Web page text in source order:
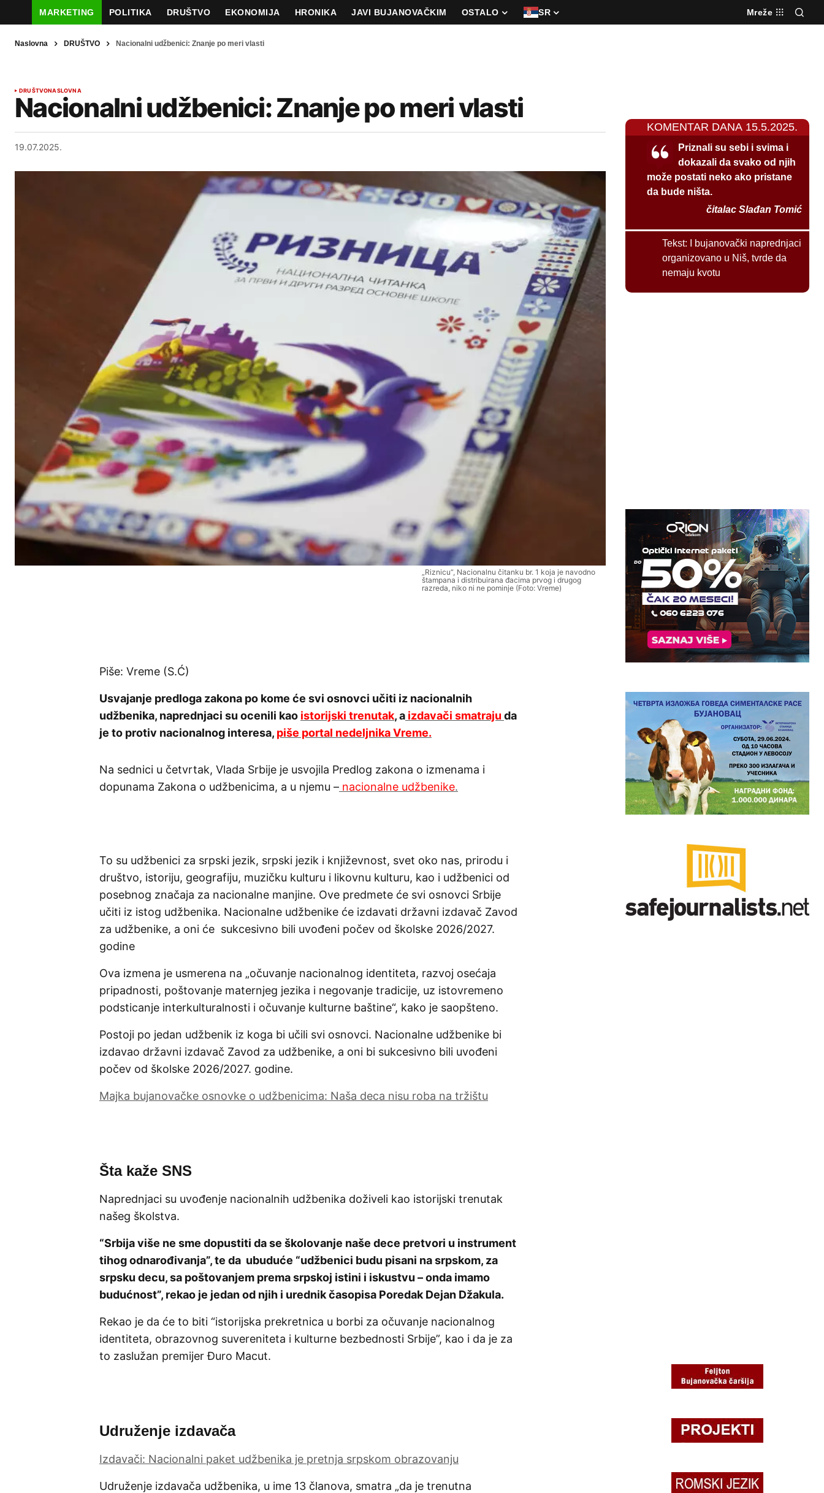
MARKETING POLITIKA DRUŠTVO EKONOMIJA HRONIKA JAVI BUJANOVAČKIM OSTALO SR Mreže
Naslovna DRUŠTVO Nacionalni udžbenici: Znanje po meri vlasti
DRUŠTVONASLOVNA
Nacionalni udžbenici: Znanje po meri vlasti
19.07.2025.
„Riznicu“, Nacionalnu čitanku br. 1 koja je navodno
štampana i distribuirana đacima prvog i drugog
razreda, niko ni ne pominje (Foto: Vreme)
Piše: Vreme (S.Ć)
Usvajanje predloga zakona po kome će svi osnovci učiti iz nacionalnih
udžbenika, naprednjaci su ocenili kao istorijski trenutak, a izdavači smatraju da
je to protiv nacionalnog interesa, piše portal nedeljnika Vreme.
Na sednici u četvrtak, Vlada Srbije je usvojila Predlog zakona o izmenama i
dopunama Zakona o udžbenicima, a u njemu – nacionalne udžbenike.
To su udžbenici za srpski jezik, srpski jezik i književnost, svet oko nas, prirodu i
društvo, istoriju, geografiju, muzičku kulturu i likovnu kulturu, kao i udžbenici od
posebnog značaja za nacionalne manjine. Ove predmete će svi osnovci Srbije
učiti iz istog udžbenika. Nacionalne udžbenike će izdavati državni izdavač Zavod
za udžbenike, a oni će sukcesivno bili uvođeni počev od školske 2026/2027.
godine
Ova izmena je usmerena na „očuvanje nacionalnog identiteta, razvoj osećaja
pripadnosti, poštovanje maternjeg jezika i negovanje tradicije, uz istovremeno
podsticanje interkulturalnosti i očuvanje kulturne baštine“, kako je saopšteno.
Postoji po jedan udžbenik iz koga bi učili svi osnovci. Nacionalne udžbenike bi
izdavao državni izdavač Zavod za udžbenike, a oni bi sukcesivno bili uvođeni
počev od školske 2026/2027. godine.
Majka bujanovačke osnovke o udžbenicima: Naša deca nisu roba na tržištu
Šta kaže SNS
Naprednjaci su uvođenje nacionalnih udžbenika doživeli kao istorijski trenutak
našeg školstva.
“Srbija više ne sme dopustiti da se školovanje naše dece pretvori u instrument
tihog odnarođivanja”, te da ubuduće “udžbenici budu pisani na srpskom, za
srpsku decu, sa poštovanjem prema srpskoj istini i iskustvu – onda imamo
budućnost”, rekao je jedan od njih i urednik časopisa Poredak Dejan Džakula.
Rekao je da će to biti “istorijska prekretnica u borbi za očuvanje nacionalnog
identiteta, obrazovnog suvereniteta i kulturne bezbednosti Srbije”, kao i da je za
to zaslužan premijer Đuro Macut.
Udruženje izdavača
Izdavači: Nacionalni paket udžbenika je pretnja srpskom obrazovanju
Udruženje izdavača udžbenika, u ime 13 članova, smatra „da je trenutna
KOMENTAR DANA 15.5.2025.
Priznali su sebi i svima i
dokazali da svako od njih
može postati neko ako pristane
da bude ništa.
čitalac Slađan Tomić
Tekst:
I bujanovački naprednjaci
organizovano u Niš, tvrde da
nemaju kvotu